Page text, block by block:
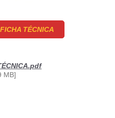
FICHA TÉCNICA
MB]